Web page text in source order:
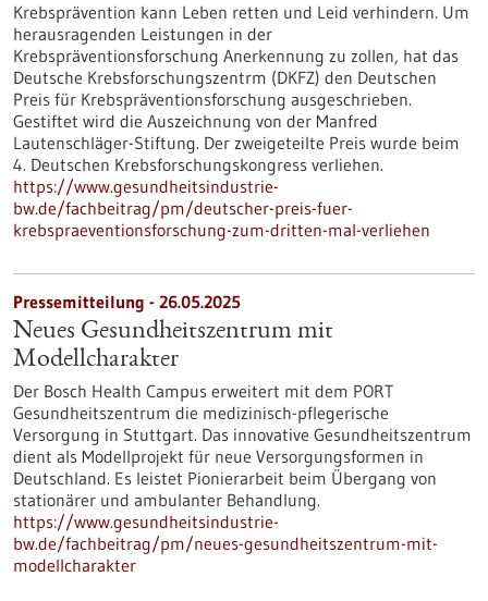
Krebsprävention kann Leben retten und Leid verhindern. Um
herausragenden Leistungen in der
Krebspräventionsforschung Anerkennung zu zollen, hat das
Deutsche Krebsforschungszentrm (DKFZ) den Deutschen
Preis für Krebspräventionsforschung ausgeschrieben.
Gestiftet wird die Auszeichnung von der Manfred
Lautenschläger-Stiftung. Der zweigeteilte Preis wurde beim
4. Deutschen Krebsforschungskongress verliehen.
https://www.gesundheitsindustrie-
bw.de/fachbeitrag/pm/deutscher-preis-fuer-
krebspraeventionsforschung-zum-dritten-mal-verliehen
Pressemitteilung - 26.05.2025
Neues Gesundheitszentrum mit
Modellcharakter
Der Bosch Health Campus erweitert mit dem PORT
Gesundheitszentrum die medizinisch-pflegerische
Versorgung in Stuttgart. Das innovative Gesundheitszentrum
dient als Modellprojekt für neue Versorgungsformen in
Deutschland. Es leistet Pionierarbeit beim Übergang von
stationärer und ambulanter Behandlung.
https://www.gesundheitsindustrie-
bw.de/fachbeitrag/pm/neues-gesundheitszentrum-mit-
modellcharakter